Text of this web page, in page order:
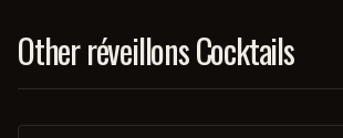
Other réveillons Cocktails